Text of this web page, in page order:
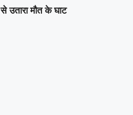
उतारा मौत के घाट